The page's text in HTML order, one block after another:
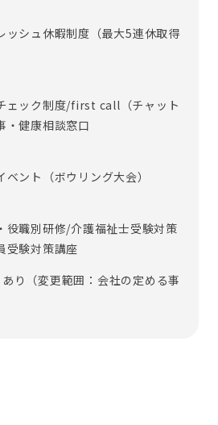
ッシュ休暇制度（最大5連休取得
ェック制度/first call（チャット
・健康相談窓口
ント（ボウリング大会）
役職別研修/介護福祉士受験対策
受験対策講座
り（変更範囲：会社の定める事